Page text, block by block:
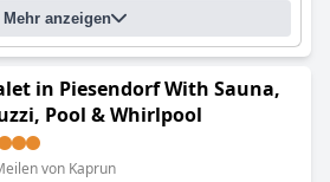
Mehr anzeigen
in Piesendorf With Sauna,
Pool & Whirlpool
von Kaprun